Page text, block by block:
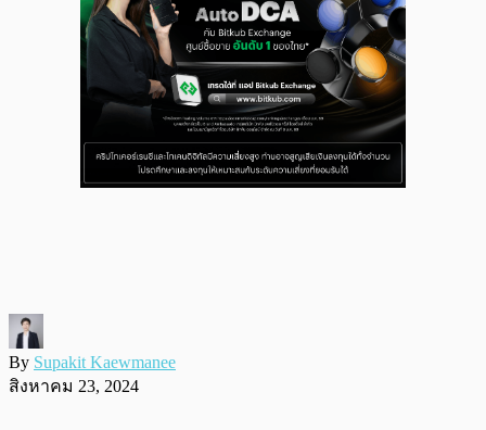
By Supakit Kaewmanee
สิงหาคม 23, 2024